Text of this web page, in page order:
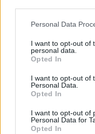
Personal Data
I want to opt-out of
personal data.
Opted In
I want to opt-out of
Personal Data.
Opted In
I want to opt-out of
Personal Data for
Opted In
vittnen om att det
Hestravägen i
anländer till
skadats vid
När